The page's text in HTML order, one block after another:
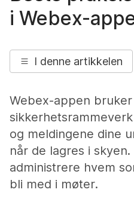
i Webex-
I denne artikkelen
Webex-appen
og meldingene dine
når de lagres i
administrere hvem
bli med i møter.